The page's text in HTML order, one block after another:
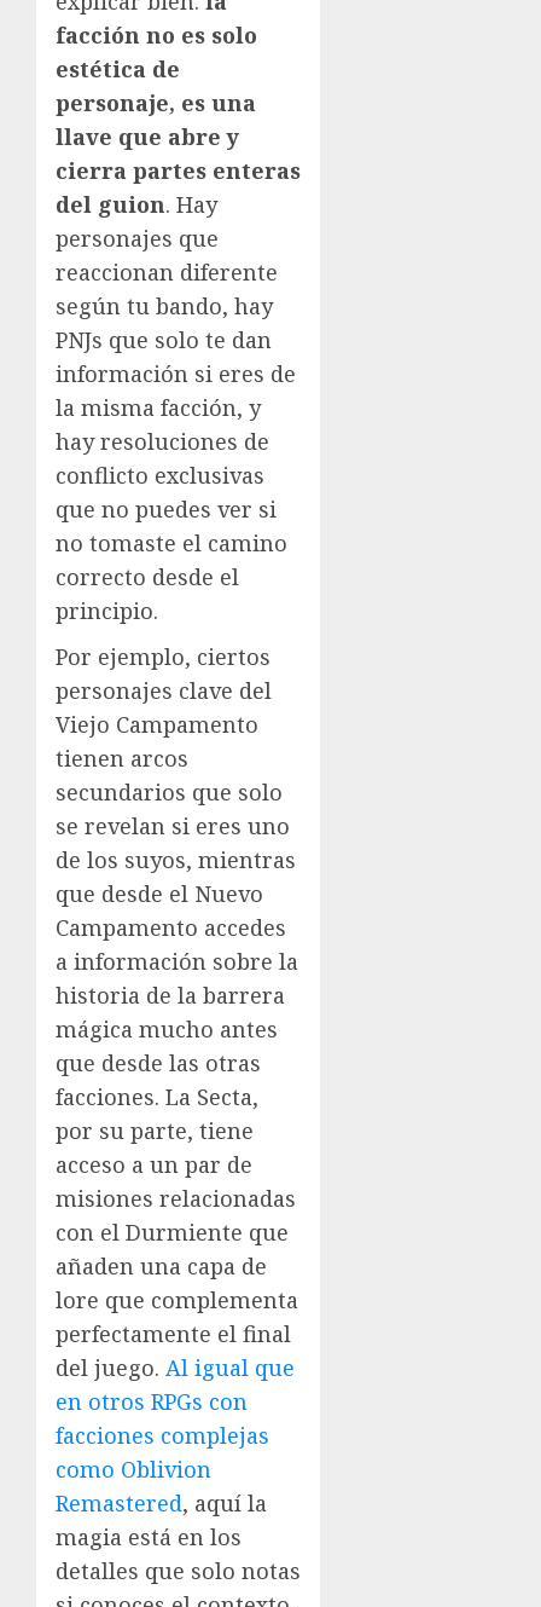
facción no es solo
estética de
personaje, es una
llave que abre y
cierra partes enteras
del guion. Hay
personajes que
reaccionan diferente
según tu bando, hay
PNJs que solo te dan
información si eres de
la misma facción, y
hay resoluciones de
conflicto exclusivas
que no puedes ver si
no tomaste el camino
correcto desde el
principio.
Por ejemplo, ciertos
personajes clave del
Viejo Campamento
tienen arcos
secundarios que solo
se revelan si eres uno
de los suyos, mientras
que desde el Nuevo
Campamento accedes
a información sobre la
historia de la barrera
mágica mucho antes
que desde las otras
facciones. La Secta,
por su parte, tiene
acceso a un par de
misiones relacionadas
con el Durmiente que
añaden una capa de
lore que complementa
perfectamente el final
del juego. Al igual que
en otros RPGs con
facciones complejas
como Oblivion
Remastered, aquí la
magia está en los
detalles que solo notas